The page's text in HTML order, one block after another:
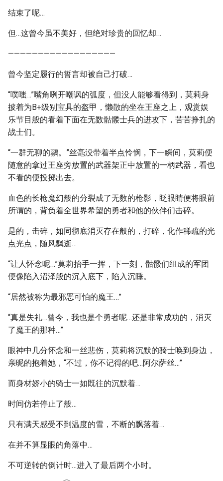
结束了呢…
但…这曾今虽不美好，但绝对珍贵的回忆却…
——————————————————
曾今坚定履行的誓言却被自己打破…
“噗嗤…”嘴角咧开嘲讽的弧度，但没人能够看得到，莫莉身
披着为B+级别宝具的盔甲，懒散的坐在王座之上，观赏娱
乐节目般的看着下面在无数骷髅士兵的进攻下，苦苦挣扎的
战士们。
“一群无聊的鶸。”丝毫没带着半点怜悯，下一瞬间，莫莉便
随意的拿过王座旁放置的武器架正中放置的一柄武器，看也
不看的便投掷出去。
血色的长枪魔幻般的分裂成了无数的枪影，眨眼睛便将眼前
所谓的，背负着全世界希望的勇者和他的伙伴们击碎。
是的，击碎，如同彻底消灭存在般的，打碎，化作稀疏的光
点光点，随风飘逝…
“让人怀念呢…”莫莉抬手一挥，下一刻，骷髅们组成的军团
便像陷入沼泽般的沉入底下，陷入沉睡。
“居然被称为最邪恶可怕的魔王…”
“真是失礼…曾今，我也是个勇者呢…还是非常成功的，消灭
了魔王的那种…”
眼神中几分怀念和一丝悲伤，莫莉将沉默的骑士唤到身边，
亲昵的抱着她，“不过，你不记得的吧…阿尔萨丝…”
而身材娇小的骑士一如既往的沉默着…
时间仿若停止了般…
只有满天感受不到温度的雪，不断的飘落着…
在并不算显眼的角落中…
不可逆转的倒计时…进入了最后两个小时。